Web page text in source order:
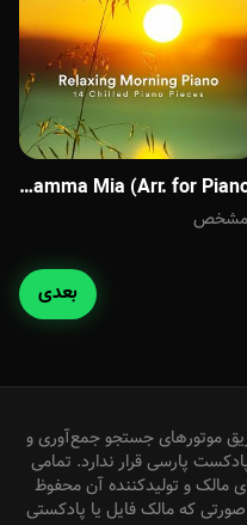
ambre - chris snelling Mamma Mia (Arr. for Piano)
بعدی
موتورهای جستجو جمع‌آوری و
پارسی قرار ندارد. تمامی
و تولیدکننده آن محفوظ
که مالک فایل یا پادکستی